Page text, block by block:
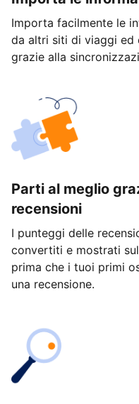
Importa facilmente le
da altri siti di viaggi ed
grazie alla
Parti al meglio
recensioni
I punteggi delle
convertiti e mostrati
prima che i tuoi primi
una recensione.